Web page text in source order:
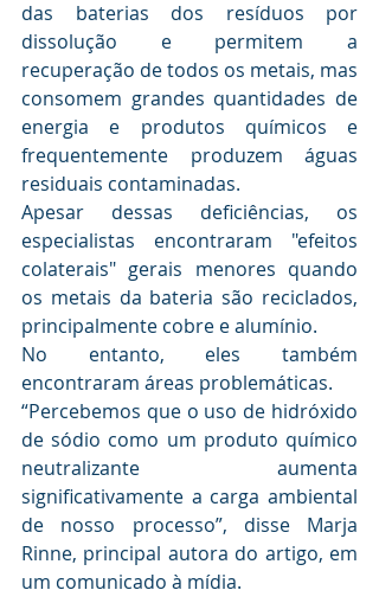
das baterias dos resíduos por
dissolução e permitem a
recuperação de todos os metais, mas
consomem grandes quantidades de
energia e produtos químicos e
frequentemente produzem águas
residuais contaminadas.
Apesar dessas deficiências, os
especialistas encontraram "efeitos
colaterais" gerais menores quando
os metais da bateria são reciclados,
principalmente cobre e alumínio.
No entanto, eles também
encontraram áreas problemáticas.
“Percebemos que o uso de hidróxido
de sódio como um produto químico
neutralizante aumenta
significativamente a carga ambiental
de nosso processo”, disse Marja
Rinne, principal autora do artigo, em
um comunicado à mídia.